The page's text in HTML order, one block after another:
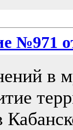
№971
в